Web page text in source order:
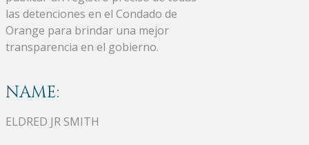
las detenciones en el Condado de
Orange para brindar una mejor
transparencia en el gobierno.
NAME:
ELDRED JR SMITH